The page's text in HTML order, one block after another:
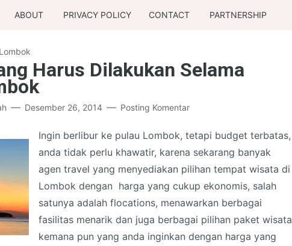
ABOUT PRIVACY POLICY CONTACT PARTNERSHIP
Harus Dilakukan Selama
Desember 26, 2014 Posting Komentar
Ingin berlibur ke pulau Lombok, tetapi budget terbatas,
anda tidak perlu khawatir, karena sekarang banyak
agen travel yang menyediakan pilihan tempat wisata di
Lombok dengan harga yang cukup ekonomis, salah
satunya adalah flocations, menawarkan berbagai
fasilitas menarik dan juga berbagai pilihan paket wisata
kemana pun yang anda inginkan dengan harga yang